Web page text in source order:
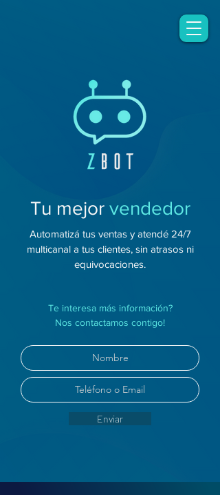
Tu mejor vendedor
Automatizá tus ventas y atendé 24/7
multicanal a tus clientes, sin atrasos ni
equivocaciones.
Te interesa más información?
Nos contactamos contigo!
Enviar